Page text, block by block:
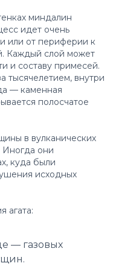
миндалин
идет очень
или от периферии к
Каждый слой может
и составу примесей.
тысячелетием, внутри
— каменная
полосчатое
в вулканических
Иногда они
куда были
исходных
агата:
— газовых